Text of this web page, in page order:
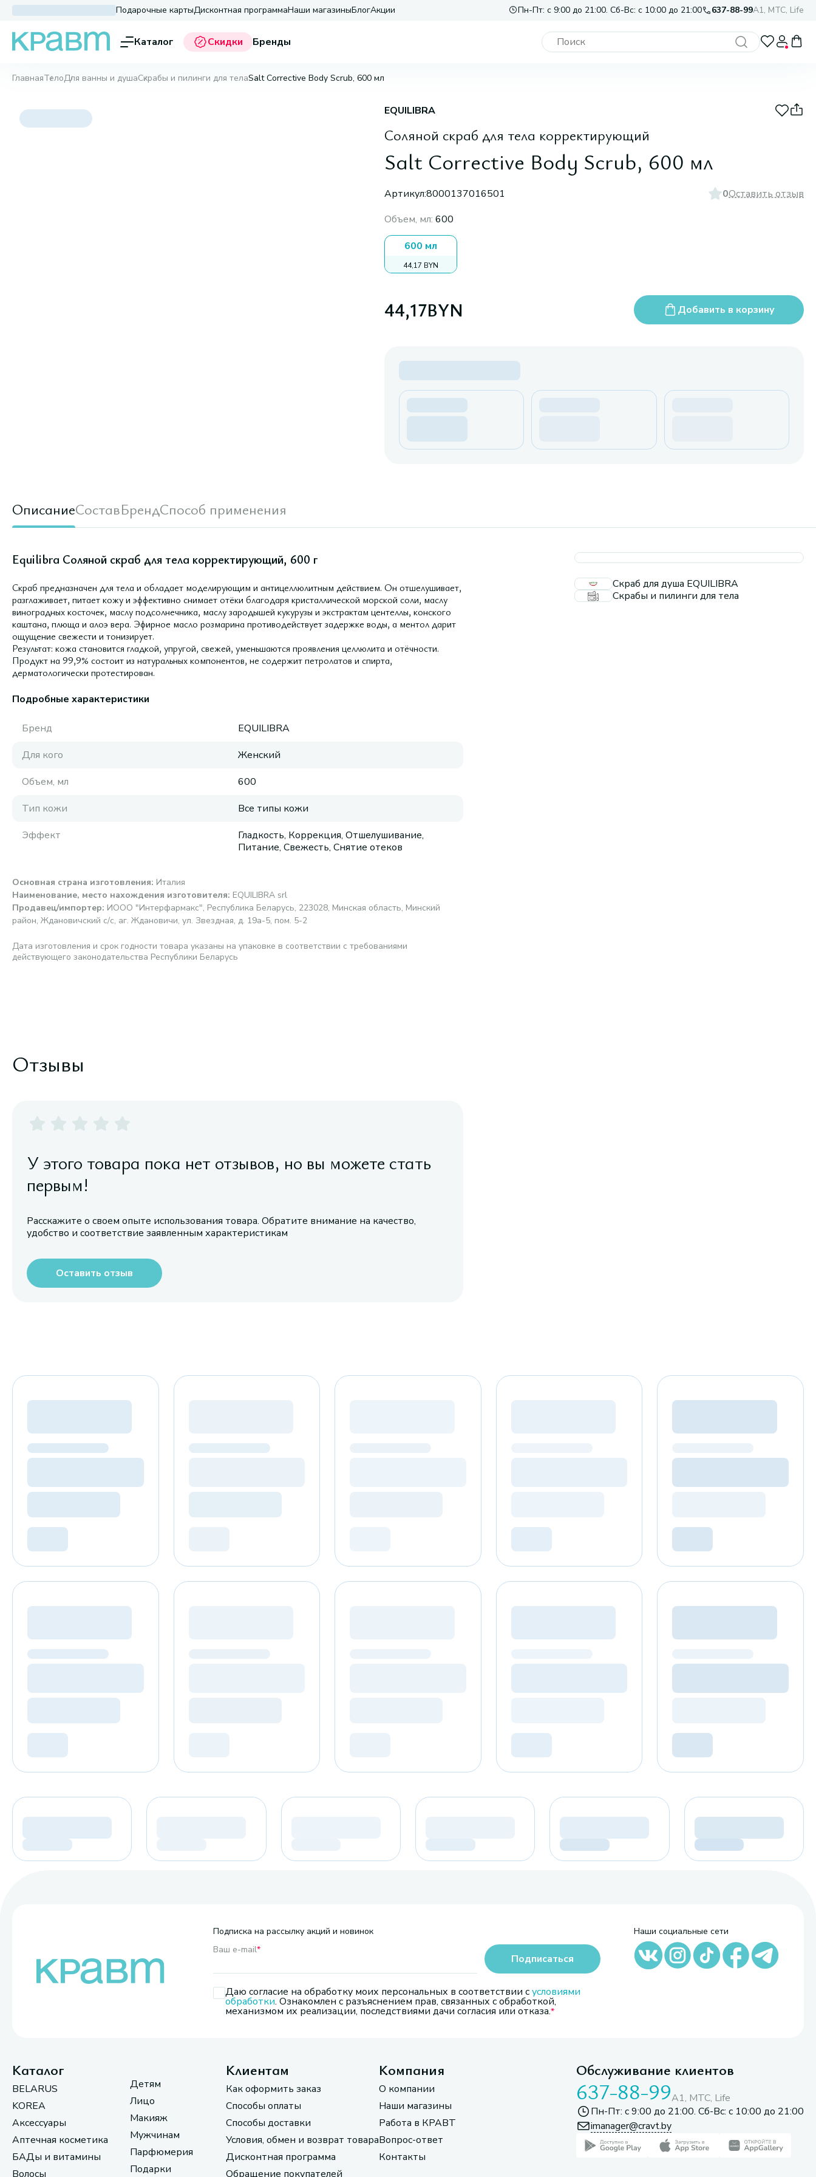
Подарочные картыДисконтная программаНаши магазиныБлогАкции Пн-Пт: с 9:00 до 21:00. Сб-Вс: с 10:00 до 21:00 637-88-99A1, МТС, Life
Каталог Скидки Бренды
ГлавнаяТелоДля ванны и душаСкрабы и пилинги для телаSalt Corrective Body Scrub, 600 мл
EQUILIBRA
Соляной скраб для тела корректирующий
Salt Corrective Body Scrub, 600 мл
Артикул:8000137016501 0Оставить отзыв
Объем, мл: 600
600 мл
44,17 BYN
44,17BYN Добавить в корзину
ОписаниеСоставБрендСпособ применения
Equilibra Соляной скраб для тела корректирующий, 600 г
Скраб предназначен для тела и обладает моделирующим и антицеллюлитным действием. Он отшелушивает,
разглаживает, питает кожу и эффективно снимает отёки благодаря кристаллической морской соли, маслу
виноградных косточек, маслу подсолнечника, маслу зародышей кукурузы и экстрактам центеллы, конского
каштана, плюща и алоэ вера. Эфирное масло розмарина противодействует задержке воды, а ментол дарит
ощущение свежести и тонизирует.
Результат: кожа становится гладкой, упругой, свежей, уменьшаются проявления целлюлита и отёчности.
Продукт на 99,9% состоит из натуральных компонентов, не содержит петролатов и спирта,
дерматологически протестирован.
Подробные характеристики
Бренд
EQUILIBRA
Для кого
Женский
Объем, мл
600
Тип кожи
Все типы кожи
Эффект
Гладкость, Коррекция, Отшелушивание,
Питание, Свежесть, Снятие отеков
Основная страна изготовления: Италия
Наименование, место нахождения изготовителя: EQUILIBRA srl
Продавец/импортер: ИООО "Интерфармакс", Республика Беларусь, 223028, Минская область, Минский
район, Ждановичский с/с, аг. Ждановичи, ул. Звездная, д. 19а-5, пом. 5-2
Дата изготовления и срок годности товара указаны на упаковке в соответствии с требованиями
действующего законодательства Республики Беларусь
Скраб для душа EQUILIBRA
Скрабы и пилинги для тела
Отзывы
У этого товара пока нет отзывов, но вы можете стать
первым!
Расскажите о своем опыте использования товара. Обратите внимание на качество,
удобство и соответствие заявленным характеристикам
Оставить отзыв
Подписка на рассылку акций и новинок
Ваш e-mail*
Даю согласие на обработку моих персональных в соответствии сусловиями
обработки. Ознакомлен с разъяснением прав, связанных с обработкой,
механизмом их реализации, последствиями дачи согласия или отказа.
Подписаться
Наши социальные сети
Каталог
BELARUS
KOREA
Аксессуары
Аптечная косметика
БАДы и витамины
Волосы
Детям
Лицо
Макияж
Мужчинам
Парфюмерия
Подарки
Клиентам
Как оформить заказ
Способы оплаты
Способы доставки
Условия, обмен и возврат товара
Дисконтная программа
Обращение покупателей
Компания
О компании
Наши магазины
Работа в КРАВТ
Вопрос-ответ
Контакты
Обслуживание клиентов
637-88-99A1, МТС, Life
Пн-Пт: с 9:00 до 21:00. Сб-Вс: с 10:00 до 21:00
imanager@cravt.by